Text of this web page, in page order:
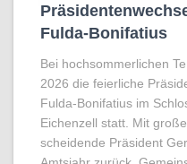
Fulda-Bonifatius
Bei hochsommerlichen
2026 die feierliche
Fulda-Bonifatius im
Eichenzell statt. Mit
scheidende Präsident